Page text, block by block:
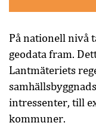
På nationell nivå
geodata fram.
Lantmäteriets
intressenter, till
kommuner.